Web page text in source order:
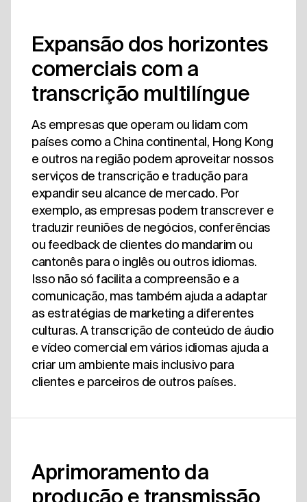
Expansão dos horizontes
comerciais com a
transcrição multilíngue
As empresas que operam ou lidam com
países como a China continental, Hong Kong
e outros na região podem aproveitar nossos
serviços de transcrição e tradução para
expandir seu alcance de mercado. Por
exemplo, as empresas podem transcrever e
traduzir reuniões de negócios, conferências
ou feedback de clientes do mandarim ou
cantonês para o inglês ou outros idiomas.
Isso não só facilita a compreensão e a
comunicação, mas também ajuda a adaptar
as estratégias de marketing a diferentes
culturas. A transcrição de conteúdo de áudio
e vídeo comercial em vários idiomas ajuda a
criar um ambiente mais inclusivo para
clientes e parceiros de outros países.
Aprimoramento da
produção e transmissão